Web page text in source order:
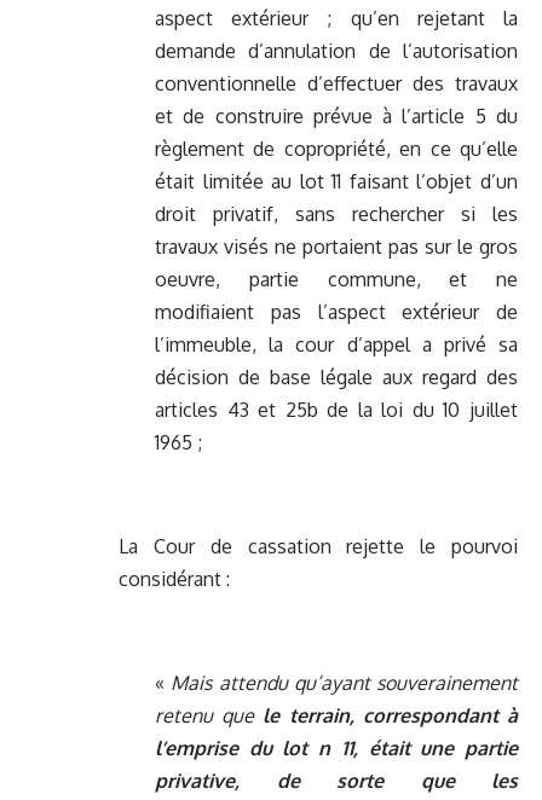
aspect extérieur ; qu’en rejetant la
demande d’annulation de l’autorisation
conventionnelle d’effectuer des travaux
et de construire prévue à l’article 5 du
règlement de copropriété, en ce qu’elle
était limitée au lot 11 faisant l’objet d’un
droit privatif, sans rechercher si les
travaux visés ne portaient pas sur le gros
oeuvre, partie commune, et ne
modifiaient pas l’aspect extérieur de
l’immeuble, la cour d’appel a privé sa
décision de base légale aux regard des
articles 43 et 25b de la loi du 10 juillet
1965 ;
La Cour de cassation rejette le pourvoi
considérant :
« Mais attendu qu’ayant souverainement
retenu que le terrain, correspondant à
l’emprise du lot n 11, était une partie
privative, de sorte que les